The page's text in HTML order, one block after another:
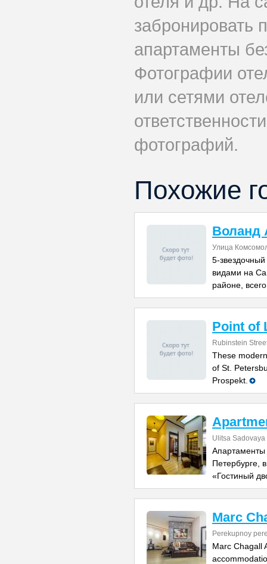
апартаменты
Фотографии
или сетями
фотографий.
Похожие
Воланд
Улица
5-
видами на
районе,
Point of
Rubinstein
These
of St.
Prospekt.
Ulitsa Sadovaya
Петербурге,
«Гостиный
Marc
Perekupnoy
Marc Chagall